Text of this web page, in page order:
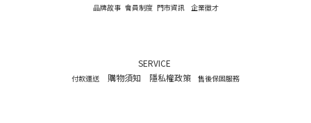
品牌故事 會員制度 門市資訊 企業徵才
SERVICE
付款運送 購物須知 隱私權政策 售後保固服務